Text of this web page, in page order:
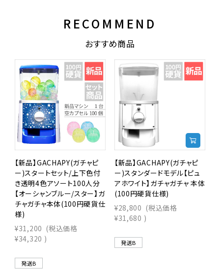
RECOMMEND
おすすめ商品
【新品】GACHAPY(ガチャピ
ー)スタートセット/上下色付
き透明4色アソート100人分
【オーシャンブルー/スター】ガ
チャガチャ本体(100円硬貨仕
様)
¥31,200 (税込価格
¥34,320 )
発送B
【新品】GACHAPY(ガチャピ
ー)スタンダードモデル【ピュ
アホワイト】ガチャガチャ 本体
(100円硬貨仕様)
¥28,800 (税込価格
¥31,680 )
発送B